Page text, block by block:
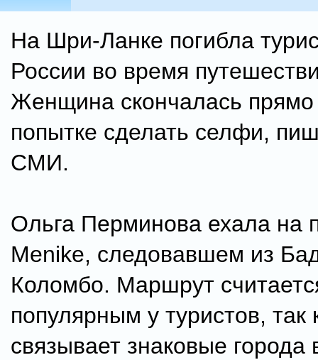
На Шри-Ланке погибла
России во время
Женщина скончалась прямо
попытке сделать селфи,
СМИ.
Ольга Перминова ехала на
Menike, следовавшем из
Коломбо. Маршрут
популярным у туристов, так
связывает знаковые города